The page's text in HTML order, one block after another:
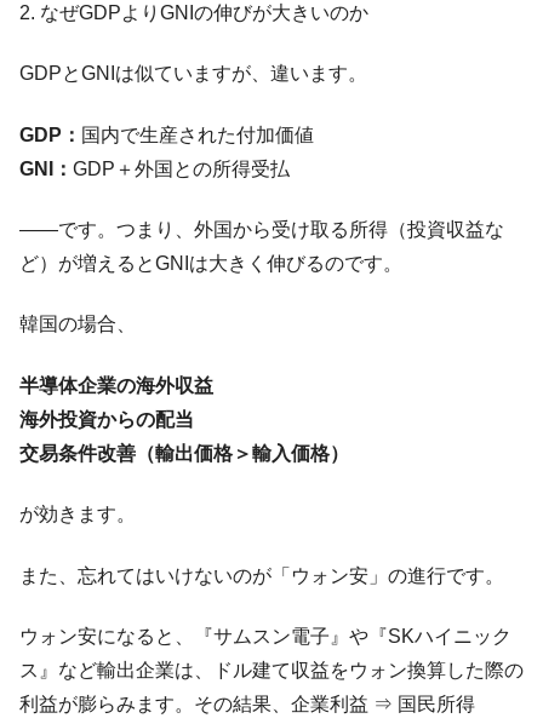
『Money1』
韓国政府「ニセＫ-ブランドを通報しようキ
『Money1』
韓国鉄鋼最大手『POSCO』ズブズブ沈む。
営業利益80.2％も減少
Fact1
日本の誇る海洋資源調査船『白嶺』は先進技術の
塊！
府県とは？
Fact1 奇跡の毛色「白毛馬」とは？
Fact1
全て勝つといくら？ 競馬GI競走で勝利騎手がもら
える賞金とは？
Fact1 平成仮面ライダーの意外すぎるモチーフとは？
なスーパーリーグとは？
だった選手とは？
Fact1
甲子園通算本塁打、最多の清原に次いで多く打っ
ている意外な選手とは？
2. なぜGDPよりGNIの伸びが大きいのか
GDPとGNIは似ていますが、違います。
GDP： 国内で生産された付加価値
GNI： GDP＋外国との所得受払
――です。つまり、外国から受け取る所得（投資収益な
ど）が増えるとGNIは大きく伸びるのです。
韓国の場合、
半導体企業の海外収益
海外投資からの配当
交易条件改善（輸出価格＞輸入価格）
が効きます。
また、忘れてはいけないのが「ウォン安」の進行です。
ウォン安になると、『サムスン電子』や『SKハイニック
ス』など輸出企業は、ドル建て収益をウォン換算した際の
利益が膨らみます。その結果、企業利益 ⇒ 国民所得